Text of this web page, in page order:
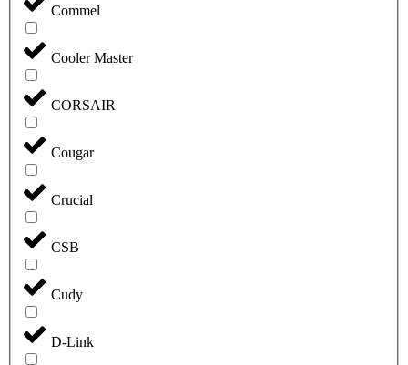
Commel
Cooler Master
CORSAIR
Cougar
Crucial
CSB
Cudy
D-Link